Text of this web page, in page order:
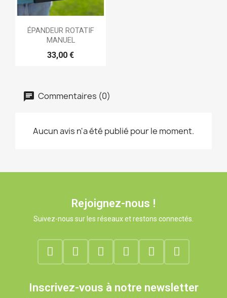
ÉPANDEUR ROTATIF
MANUEL
33,00 €
Commentaires (0)
Aucun avis n'a été publié pour le moment.
Rejoignez-nous !
Suivez-nous sur les réseaux et restons connectés.
Inscrivez-vous à notre newsletter